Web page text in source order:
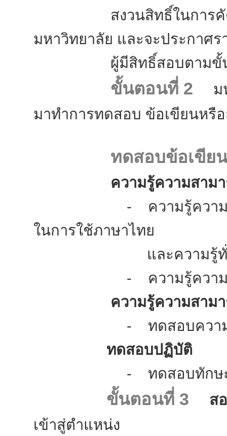
สงวนสิทธิ์ในการคัดเลื
มหาวิทยาลัย และจะประกาศร
ผู้มีสิทธิ์สอบตามขั้น
ขั้นตอนที่ 2 มห
มาทำการทดสอบ ข้อเขียนห
ทดสอบข้อเขียน
ความรู้ความสามาร
- ความรู้ความสามารถ
ในการใช้ภาษาไทย
และความรู้ทั่วไปเกี่ย
- ความรู้ความสามาร
ความรู้ความสามารถ
- ทดสอบความรู้ความ
ทดสอบปฏิบัติ
- ทดสอบทักษะเกี่ยว
ขั้นตอนที่ 3
ส
เข้าสู่ตำแหน่ง